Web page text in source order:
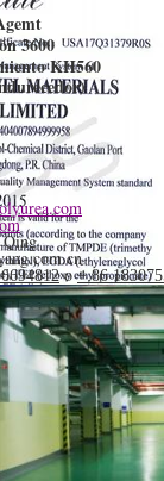
3600
KH560
o+ 86